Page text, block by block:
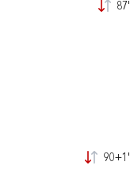
87'
90+1'